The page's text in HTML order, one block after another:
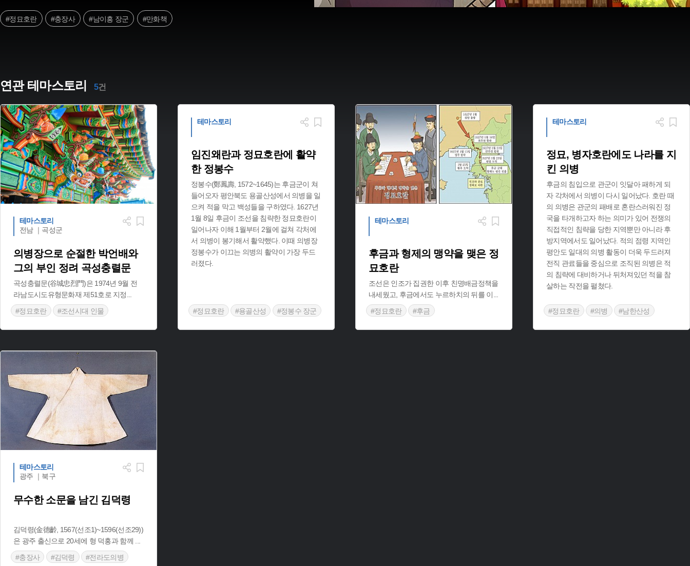
#정묘호란 #충장사 #남이흥 장군 #만화책
연관 테마스토리 5건
테마스토리
전남 ｜곡성군
의병장으로 순절한 박언배와
그의 부인 정려 곡성충렬문
곡성충렬문(谷城忠烈門)은 1974년 9월 전
라남도시도유형문화재 제51호로 지정
#정묘호란
#조선시대 인물
테마스토리
임진왜란과 정묘호란에 활약
한 정봉수
정봉수(鄭鳳壽, 1572~1645)는 후금군이 쳐
들어오자 평안북도 용골산성에서 의병을 일
으켜 적을 막고 백성들을 구하였다. 1627년
1월 8일 후금이 조선을 침략한 정묘호란이
일어나자 이해 1월부터 2월에 걸쳐 각처에
서 의병이 봉기해서 활약했다. 이때 의병장
정봉수가 이끄는 의병의 활약이 가장 두드
러졌다.
#정묘호란 #용골산성 #정봉수 장군
테마스토리
후금과 형제의 맹약을 맺은 정
묘호란
조선은 인조가 집권한 이후 친명배금정책을
내세웠고, 후금에서도 누르하치의 뒤를 이
#정묘호란
#후금
테마스토리
정묘, 병자호란에도 나라를 지
킨 의병
후금의 침입으로 관군이 잇달아 패하게 되
자 각처에서 의병이 다시 일어났다. 호란 때
의 의병은 관군의 패배로 혼란스러워진 정
국을 타개하고자 하는 의미가 있어 전쟁의
직접적인 침략을 당한 지역뿐만 아니라 후
방지역에서도 일어났다. 적의 점령 지역인
평안도 일대의 의병 활동이 더욱 두드러져
전직 관료들을 중심으로 조직된 의병은 적
의 침략에 대비하거나 뒤처져있던 적을 참
살하는 작전을 펼쳤다.
#정묘호란 #의병
#남한산성
테마스토리
광주 ｜북구
무수한 소문을 남긴 김덕령
김덕령(金德齡, 1567(선조1)~1596(선조29))
은 광주 출신으로 20세에 형 덕홍과 함께
#충장사
#김덕령 #전라도의병